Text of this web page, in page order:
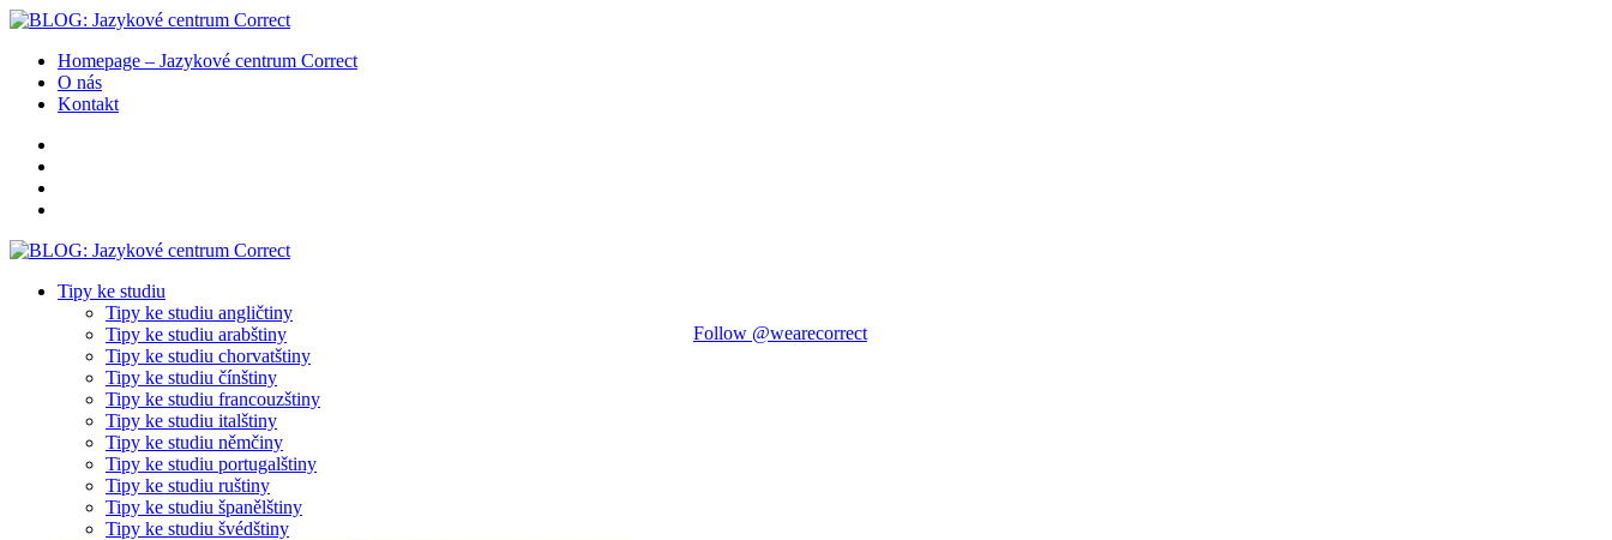
Homepage – Jazykové centrum Correct
O nás
Kontakt
Tipy ke studiu
Tipy ke studiu angličtiny
Tipy ke studiu arabštiny
Tipy ke studiu chorvatštiny
Tipy ke studiu čínštiny
Tipy ke studiu francouzštiny
Tipy ke studiu italštiny
Tipy ke studiu němčiny
Tipy ke studiu portugalštiny
Tipy ke studiu ruštiny
Tipy ke studiu španělštiny
Tipy ke studiu švédštiny
Follow @wearecorrect